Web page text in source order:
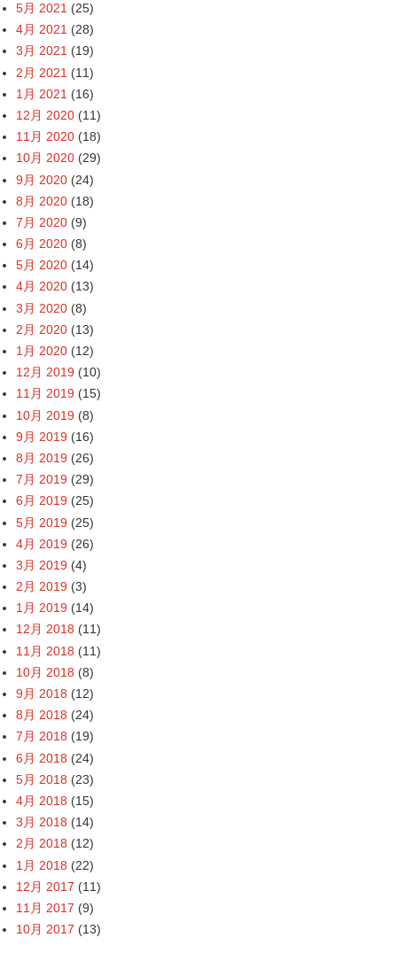
5月 2021 (25)
4月 2021 (28)
3月 2021 (19)
2月 2021 (11)
1月 2021 (16)
12月 2020 (11)
11月 2020 (18)
10月 2020 (29)
9月 2020 (24)
8月 2020 (18)
7月 2020 (9)
6月 2020 (8)
5月 2020 (14)
4月 2020 (13)
3月 2020 (8)
2月 2020 (13)
1月 2020 (12)
12月 2019 (10)
11月 2019 (15)
10月 2019 (8)
9月 2019 (16)
8月 2019 (26)
7月 2019 (29)
6月 2019 (25)
5月 2019 (25)
4月 2019 (26)
3月 2019 (4)
2月 2019 (3)
1月 2019 (14)
12月 2018 (11)
11月 2018 (11)
10月 2018 (8)
9月 2018 (12)
8月 2018 (24)
7月 2018 (19)
6月 2018 (24)
5月 2018 (23)
4月 2018 (15)
3月 2018 (14)
2月 2018 (12)
1月 2018 (22)
12月 2017 (11)
11月 2017 (9)
10月 2017 (13)